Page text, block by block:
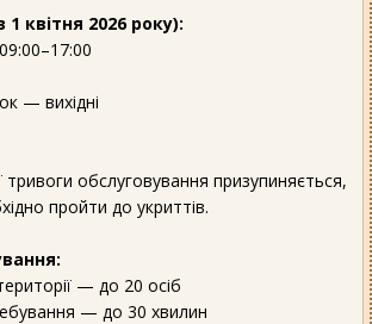
квітня 2026 року):
— вихідні
тривоги обслуговування призупиняється,
пройти до укриттів.
— до 20 осіб
— до 30 хвилин